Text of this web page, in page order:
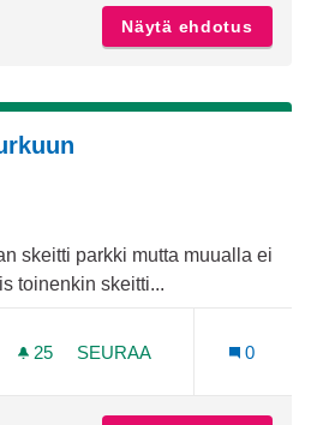
Näytä ehdotus
skeitti parkki mutta muualla ei
toinenkin skeitti...
25 25 SEURAAJAA
SEURAA
0